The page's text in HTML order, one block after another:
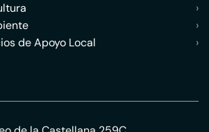
›
›
de Apoyo Local
›